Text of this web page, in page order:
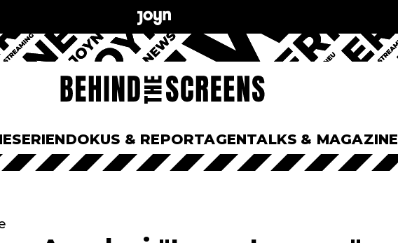
SERIENDOKUS & REPORTAGENTALKS & MAGAZINE